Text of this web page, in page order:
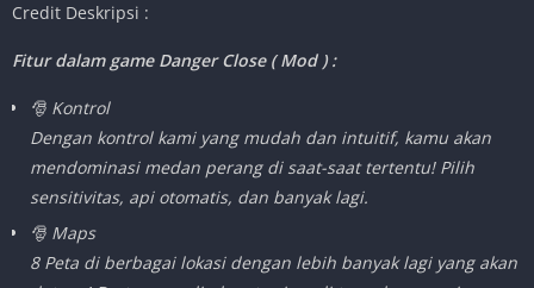
Credit Deskripsi :
Fitur dalam game Danger Close ( Mod ) :
🎅 Kontrol
Dengan kontrol kami yang mudah dan intuitif, kamu akan
mendominasi medan perang di saat-saat tertentu! Pilih
sensitivitas, api otomatis, dan banyak lagi.
🎅 Maps
8 Peta di berbagai lokasi dengan lebih banyak lagi yang akan